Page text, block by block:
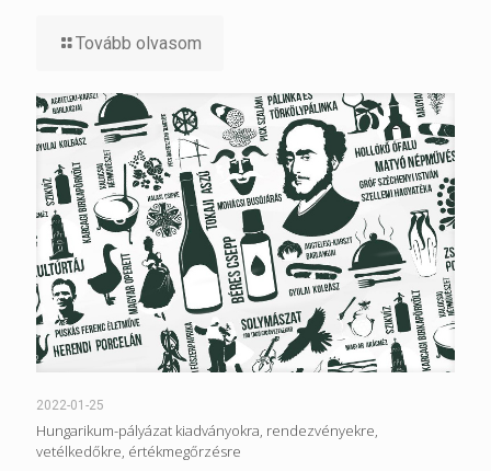
Tovább olvasom
2022-01-25
Hungarikum-pályázat kiadványokra, rendezvényekre,
vetélkedőkre, értékmegőrzésre